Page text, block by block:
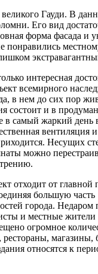
Гауди. В
Его вид
форма фасада и
понравились
интересная
всемирного
в нем до сих пор
состоит и в
в самый жаркий день
вентиляция
Несущих
можно
отходит от главной
большую часть
города. Недаром
и местные
огромное
магазины,
относятся к